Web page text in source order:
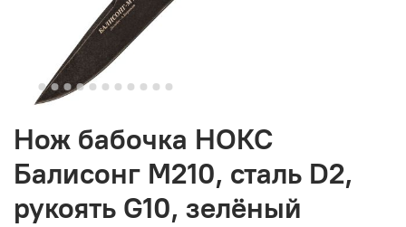
Нож бабочка НОКС
Балисонг М210, сталь D2,
рукоять G10, зелёный